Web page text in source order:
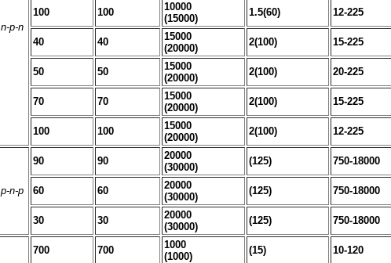
n-p-n
100 100
10000
(15000)
1.5(60) 12-225
40 40
15000
(20000)
2(100) 15-225
50 50
15000
(20000)
2(100) 20-225
70 70
15000
(20000)
2(100) 15-225
100 100
15000
(20000)
2(100) 12-225
p-n-p
90 90
20000
(30000)
(125) 750-18000
60 60
20000
(30000)
(125) 750-18000
30 30
20000
(30000)
(125) 750-18000
700 700
1000
(1000)
(15) 10-120